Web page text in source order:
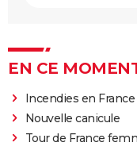
EN CE
Incendies en France
Nouvelle canicule
Tour de France